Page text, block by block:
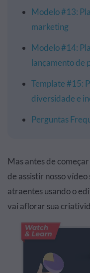
Modelo #13:
marketing
Modelo #14:
lançamento de
Template #15:
diversidade e
Perguntas
Mas antes de
de assistir nosso
atraentes usando o
vai aflorar sua